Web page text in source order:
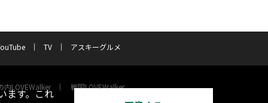
TV アスキーグルメ
内LOVEWalker 戦国LOVEWalker
ます。これ